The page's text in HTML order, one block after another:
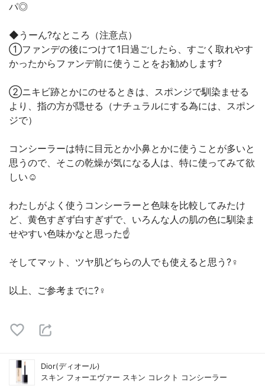
パ◎
◆うーん?なところ（注意点）
①ファンデの後につけて1日過ごしたら、すごく取れやす
かったからファンデ前に使うことをお勧めします?
②ニキビ跡とかにのせるときは、スポンジで馴染ませる
より、指の方が隠せる（ナチュラルにする為には、スポン
ジで）
コンシーラーは特に目元とか小鼻とかに使うことが多いと
思うので、そこの乾燥が気になる人は、特に使ってみて欲
しい☺️
わたしがよく使うコンシーラーと色味を比較してみたけ
ど、黄色すぎず白すぎずで、いろんな人の肌の色に馴染ま
せやすい色味かなと思った☝️
そしてマット、ツヤ肌どちらの人でも使えると思う?‍♀️
以上、ご参考までに?‍♀️
Dior(ディオール)
スキン フォーエヴァー スキン コレクト コンシーラー